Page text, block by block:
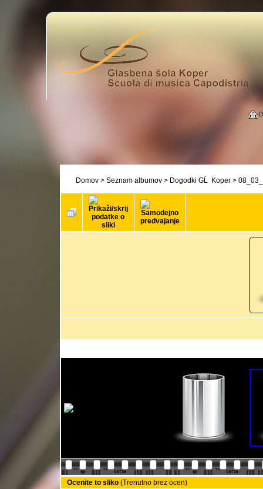
Domov> Seznam albumov> Dogodki GĹ Koper>
Ocenite to sliko(Trenutno brez ocen)